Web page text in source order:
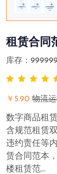
租赁合同
库存：
￥5.90 物流
数字商品租
含规范租赁
违约责任等
赁合同范本
楼租赁范...